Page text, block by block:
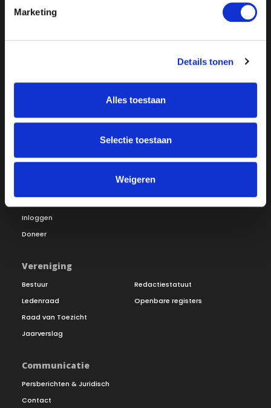
Marketing
Details tonen
Alles toestaan
Selectie toestaan
Weigeren
Inloggen
Doneer
Steunbetuigingen
Vereniging
Bestuur
Ledenraad
Raad van Toezicht
Jaarverslag
Redactiestatuut
Openbare registers
Communicatie
Persberichten & Juridisch
Contact